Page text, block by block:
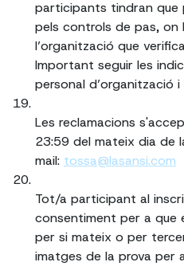
participants tindran que
pels controls de pas, on
l’organització que
Important seguir les
personal d’organització
Les reclamacions
23:59 del mateix dia de
mail: tossa@lasansi.com
Tot/a participant al
consentiment per a que
per si mateix o per
imatges de la prova per